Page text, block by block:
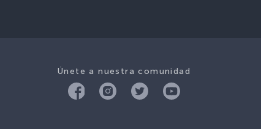
Únete a nuestra comunidad